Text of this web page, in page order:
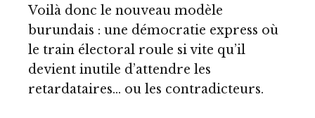
Voilà donc le nouveau modèle
burundais : une démocratie express où
le train électoral roule si vite qu’il
devient inutile d’attendre les
retardataires… ou les contradicteurs.